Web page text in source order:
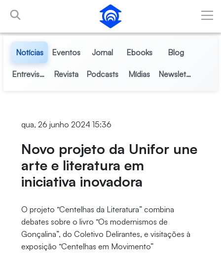
Pular para o Conteúdo principal
Notícias Eventos Jornal Ebooks Blog
Entrevistas Revista Podcasts Mídias Newsletter
qua, 26 junho 2024 15:36
Novo projeto da Unifor une
arte e literatura em
iniciativa inovadora
O projeto “Centelhas da Literatura” combina
debates sobre o livro “Os modernismos de
Gonçalina”, do Coletivo Delirantes, e visitações à
exposição “Centelhas em Movimento”